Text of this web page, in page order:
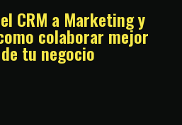
CRM a Marketing y
colaborar mejor
tu negocio